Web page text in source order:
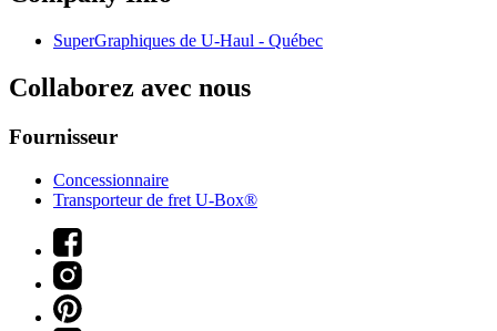
SuperGraphiques de U-Haul - Québec
Collaborez avec nous
Fournisseur
Concessionnaire
Transporteur de fret U-Box®